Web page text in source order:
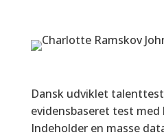
Dansk udviklet
evidensbaseret test
Indeholder en masse